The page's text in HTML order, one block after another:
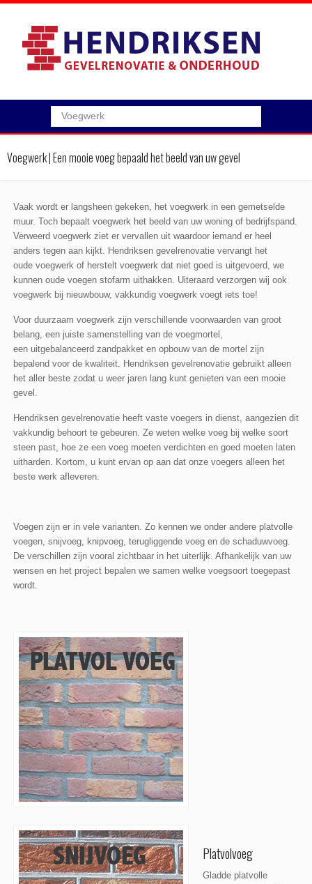
Voegwerk
Voegwerk | Een mooie voeg bepaald het beeld van uw gevel
Vaak wordt er langsheen gekeken, het voegwerk in een gemetselde
muur. Toch bepaalt voegwerk het beeld van uw woning of bedrijfspand.
Verweerd voegwerk ziet er vervallen uit waardoor iemand er heel
anders tegen aan kijkt. Hendriksen gevelrenovatie vervangt het
oude voegwerk of herstelt voegwerk dat niet goed is uitgevoerd, we
kunnen oude voegen stofarm uithakken. Uiteraard verzorgen wij ook
voegwerk bij nieuwbouw, vakkundig voegwerk voegt iets toe!
Voor duurzaam voegwerk zijn verschillende voorwaarden van groot
belang, een juiste samenstelling van de voegmortel,
een uitgebalanceerd zandpakket en opbouw van de mortel zijn
bepalend voor de kwaliteit. Hendriksen gevelrenovatie gebruikt alleen
het aller beste zodat u weer jaren lang kunt genieten van een mooie
gevel.
Hendriksen gevelrenovatie heeft vaste voegers in dienst, aangezien dit
vakkundig behoort te gebeuren. Ze weten welke voeg bij welke soort
steen past, hoe ze een voeg moeten verdichten en goed moeten laten
uitharden. Kortom, u kunt ervan op aan dat onze voegers alleen het
beste werk afleveren.
Voegen zijn er in vele varianten. Zo kennen we onder andere platvolle
voegen, snijvoeg, knipvoeg, terugliggende voeg en de schaduwvoeg.
De verschillen zijn vooral zichtbaar in het uiterlijk. Afhankelijk van uw
wensen en het project bepalen we samen welke voegsoort toegepast
wordt.
Platvolvoeg
Gladde platvolle